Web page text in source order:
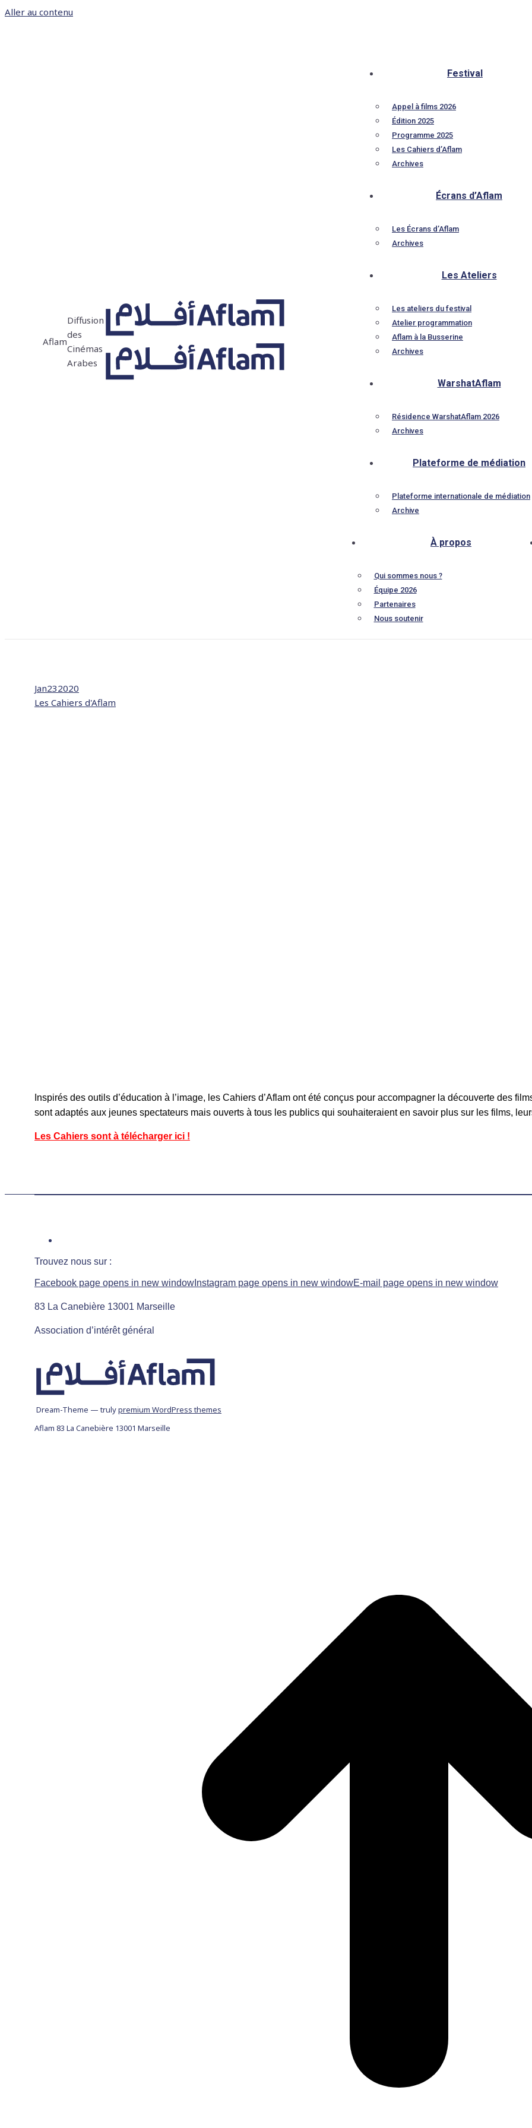
Aller au contenu
Aflam
Diffusion
des
Cinémas
Arabes
Festival
Appel à films 2026
Édition 2025
Programme 2025
Les Cahiers d’Aflam
Archives
Écrans d’Aflam
Les Écrans d’Aflam
Archives
Les Ateliers
Les ateliers du festival
Atelier programmation
Aflam à la Busserine
Archives
WarshatAflam
Résidence WarshatAflam 2026
Archives
Plateforme de médiation
Plateforme internationale de médiation
Archive
À propos
Qui sommes nous ?
Équipe 2026
Partenaires
Nous soutenir
Jan232020
Les Cahiers d'Aflam
Inspirés des outils d’éducation à l’image, les Cahiers d’Aflam ont été conçus pour accompagner la découverte des
sont adaptés aux jeunes spectateurs mais ouverts à tous les publics qui souhaiteraient en savoir plus sur les films,
Les Cahiers sont à télécharger ici !
Trouvez nous sur :
Facebook page opens in new window Instagram page opens in new windowE-mail page opens in new window
83 La Canebière 13001 Marseille
Association d’intérêt général
Dream-Theme — trulypremium WordPress themes
Aflam 83 La Canebière 13001 Marseille